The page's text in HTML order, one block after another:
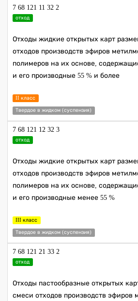
7 68 121 11 32 2
отход
Отходы жидкие открытых карт
отходов производств эфиров
полимеров на их основе,
и его производные 55 % и более
II класс
Твердое в жидком (суспензия)
7 68 121 12 32 3
отход
Отходы жидкие открытых карт
отходов производств эфиров
полимеров на их основе,
и его производные менее 55 %
III класс
Твердое в жидком (суспензия)
7 68 121 21 33 2
отход
Отходы пастообразные открытых
смеси отходов производств эфиров